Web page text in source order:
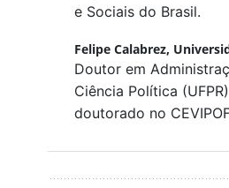
e Sociais do Brasil.
Felipe Calabrez,
Doutor em
Ciência Política
doutorado no